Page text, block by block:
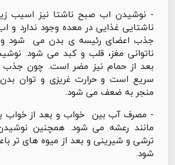
- نوشیدن اب صبح ناشتا نیز اسیب
ناشتایی غذایی در معده وجود ندارد و
جذب اعضای رئیسه ی بدن می شود
ناتوانی مغز، قلب و کبد می شود.
بعد از حمام نیز مضر است. چون جذب
سریع است و حرارت غریزی و توان
منجر به ضعف می شود.
- مصرف آب بین خواب و بعد از خواب
مانند رعشه می شود. همچنین
ترشی و شیرینی و بعد از میوه های تر
شود.